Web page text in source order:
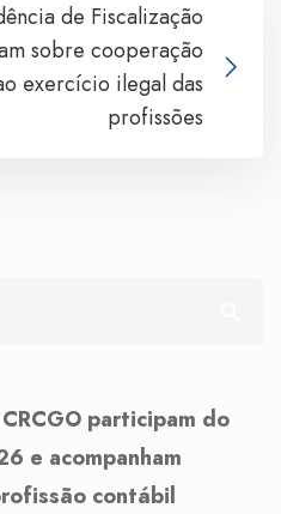
de Fiscalização
sobre cooperação
exercício ilegal das
profissões
participam do
e acompanham
contábil